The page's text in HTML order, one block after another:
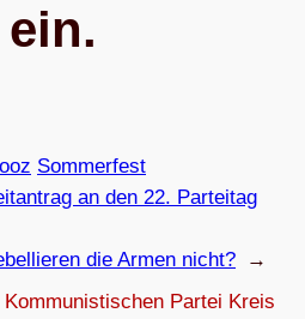
Sommerfest
an den 22. Par­tei­tag
die Armen nicht?
→
Partei Kreis